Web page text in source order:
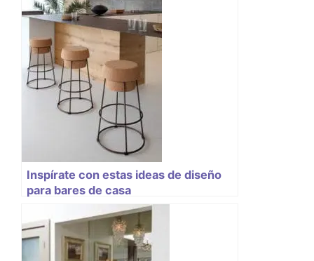
Inspírate con estas ideas de diseño
para bares de casa